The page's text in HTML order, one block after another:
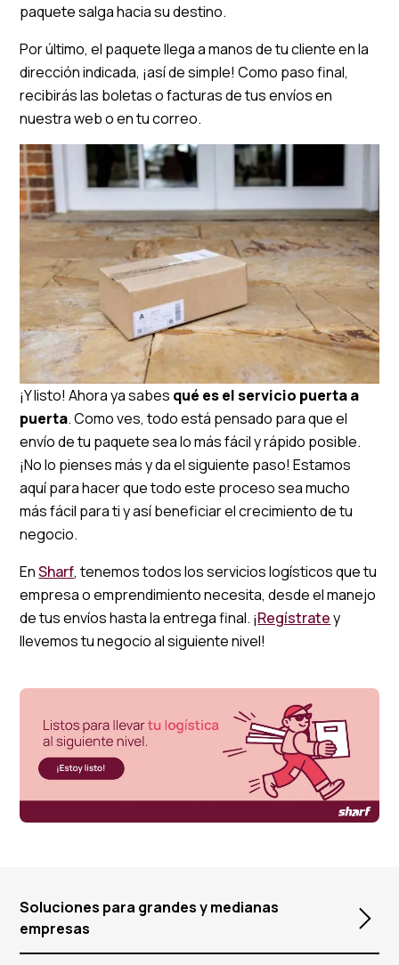
paquete salga hacia su destino.
Por último, el paquete llega a manos de tu cliente en la
dirección indicada, ¡así de simple! Como paso final,
recibirás las boletas o facturas de tus envíos en
nuestra web o en tu correo.
¡Y listo! Ahora ya sabes qué es el servicio puerta a
puerta. Como ves, todo está pensado para que el
envío de tu paquete sea lo más fácil y rápido posible.
¡No lo pienses más y da el siguiente paso! Estamos
aquí para hacer que todo este proceso sea mucho
más fácil para ti y así beneficiar el crecimiento de tu
negocio.
EnSharf, tenemos todos los servicios logísticos que tu
empresa o emprendimiento necesita, desde el manejo
de tus envíos hasta la entrega final. ¡Regístratey
llevemos tu negocio al siguiente nivel!
Soluciones para grandes y medianas
empresas